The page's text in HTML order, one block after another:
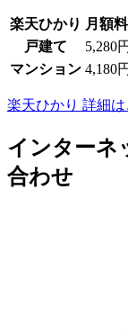
楽天ひかり 月額
戸建て
5,280円
マンション 4,180円
楽天ひかり 詳細は
インターネ
合わせ